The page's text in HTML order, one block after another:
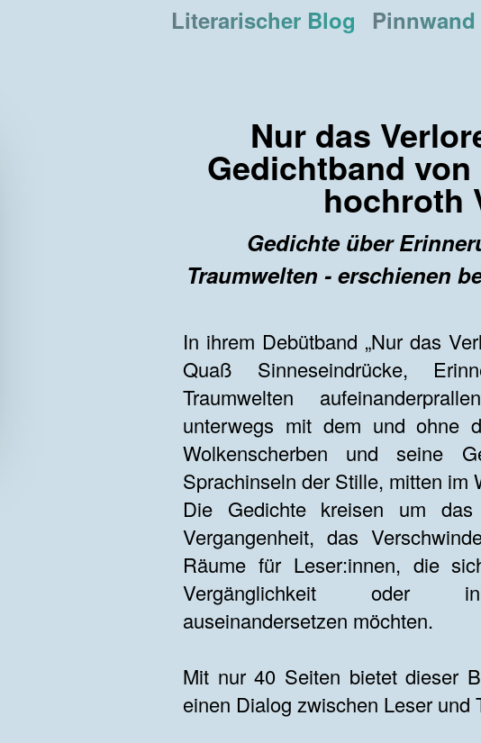
Literarischer Blog Pinnwand
Nur das
Gedichtband
hochroth
Gedichte über
Traumwelten - erschienen
In ihrem Debütband „Nur das
Quaß Sinneseindrücke,
Traumwelten
unterwegs mit dem und ohne
Wolkenscherben und seine
Sprachinseln der Stille, mitten im
Die Gedichte kreisen um
Vergangenheit, das
Räume für Leser:innen, die
Vergänglichkeit oder
auseinandersetzen möchten.
Mit nur 40 Seiten bietet dieser
einen Dialog zwischen Leser und